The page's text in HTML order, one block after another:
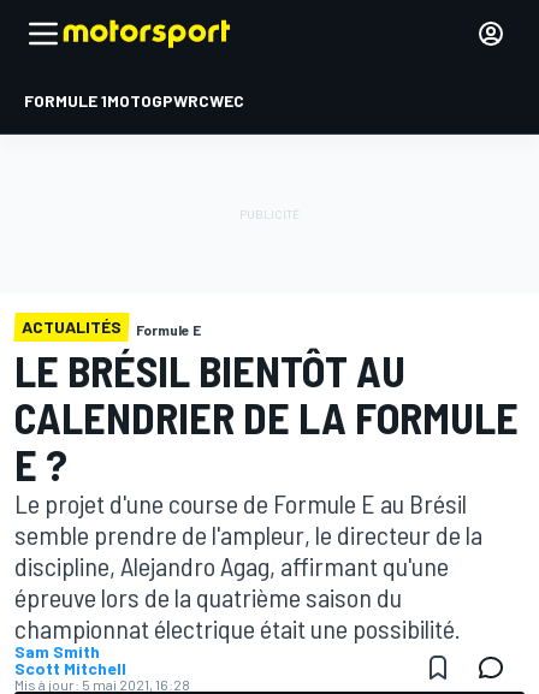
FORMULE 1MOTOGPWRCWEC
ACTUALITÉS Formule E
LE BRÉSIL BIENTÔT AU
CALENDRIER DE LA FORMULE
E ?
Le projet d'une course de Formule E au Brésil
semble prendre de l'ampleur, le directeur de la
discipline, Alejandro Agag, affirmant qu'une
épreuve lors de la quatrième saison du
championnat électrique était une possibilité.
Sam Smith
Scott Mitchell
Mis à jour: 5 mai 2021, 16:28